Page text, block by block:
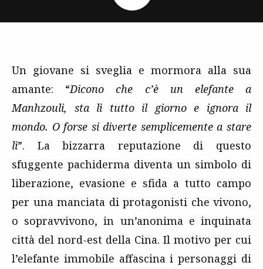
Un giovane si sveglia e mormora alla sua
amante: “Dicono che c’è un elefante a
Manhzouli, sta lì tutto il giorno e ignora il
mondo. O forse si diverte semplicemente a stare
lì”. La bizzarra reputazione di questo
sfuggente pachiderma diventa un simbolo di
liberazione, evasione e sfida a tutto campo
per una manciata di protagonisti che vivono,
o sopravvivono, in un’anonima e inquinata
città del nord-est della Cina. Il motivo per cui
l’elefante immobile affascina i personaggi di